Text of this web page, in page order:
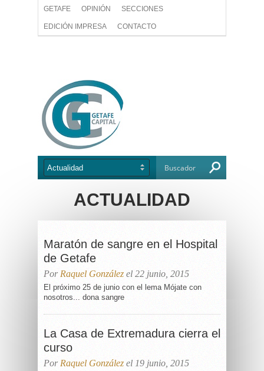
GETAFE OPINIÓN SECCIONES
EDICIÓN IMPRESA CONTACTO
ACTUALIDAD
Maratón de sangre en el Hospital
de Getafe
Por Raquel González el 22 junio, 2015
El próximo 25 de junio con el lema Mójate con
nosotros... dona sangre
La Casa de Extremadura cierra el
curso
Por Raquel González el 19 junio, 2015